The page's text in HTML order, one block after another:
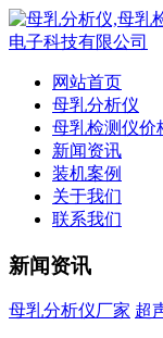
网站首页
母乳分析仪
母乳检测仪价
新闻资讯
装机案例
关于我们
联系我们
新闻资讯
母乳分析仪厂家 超